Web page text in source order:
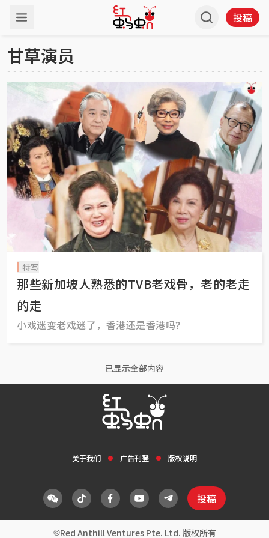
投稿
甘草演员
特写
那些新加坡人熟悉的TVB老戏骨，老的老走
的走
小戏迷变老戏迷了，香港还是香港吗？
已显示全部内容
关于我们 广告刊登 版权说明
投稿
Red Anthill Ventures Pte. Ltd. 版权所有